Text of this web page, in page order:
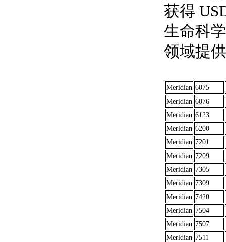
获得
生命科
领域提
Meridian 6075
Meridian 6076
Meridian 6123
Meridian 6200
Meridian 7201
Meridian 7209
Meridian 7305
Meridian 7309
Meridian 7420
Meridian 7504
Meridian 7507
Meridian 7511